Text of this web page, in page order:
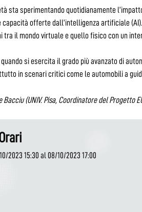
sta sperimentando quotidianamente
capacità offerte dall’intelligenza artificiale
tra il mondo virtuale e quello fisico con un
si esercita il grado più avanzato di
in scenari critici come le automobili a
Bacciu (UNIV. Pisa, Coordinatore del Progetto
2023 15:30 al 08/10/2023 17:00